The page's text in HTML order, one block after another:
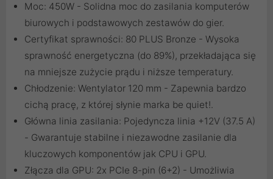
Moc: 450W - Solidna moc do zasilania komputerów
biurowych i podstawowych zestawów do gier.
Certyfikat sprawności: 80 PLUS Bronze - Wysoka
sprawność energetyczna (do 89%), przekładająca się
na mniejsze zużycie prądu i niższe temperatury.
Chłodzenie: Wentylator 120 mm - Zapewnia bardzo
cichą pracę, z której słynie marka be quiet!.
Główna linia zasilania: Pojedyncza linia +12V (37.5 A)
- Gwarantuje stabilne i niezawodne zasilanie dla
kluczowych komponentów jak CPU i GPU.
Złącza dla GPU: 2x PCIe 8-pin (6+2) - Umożliwia